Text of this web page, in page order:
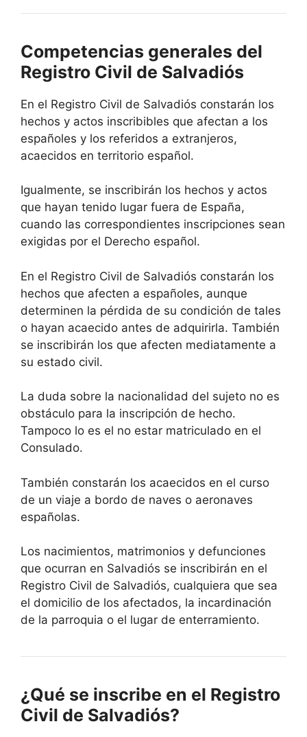
Competencias generales del
Registro Civil de Salvadiós
En el Registro Civil de Salvadiós constarán los
hechos y actos inscribibles que afectan a los
españoles y los referidos a extranjeros,
acaecidos en territorio español.
Igualmente, se inscribirán los hechos y actos
que hayan tenido lugar fuera de España,
cuando las correspondientes inscripciones sean
exigidas por el Derecho español.
En el Registro Civil de Salvadiós constarán los
hechos que afecten a españoles, aunque
determinen la pérdida de su condición de tales
o hayan acaecido antes de adquirirla. También
se inscribirán los que afecten mediatamente a
su estado civil.
La duda sobre la nacionalidad del sujeto no es
obstáculo para la inscripción de hecho.
Tampoco lo es el no estar matriculado en el
Consulado.
También constarán los acaecidos en el curso
de un viaje a bordo de naves o aeronaves
españolas.
Los nacimientos, matrimonios y defunciones
que ocurran en Salvadiós se inscribirán en el
Registro Civil de Salvadiós, cualquiera que sea
el domicilio de los afectados, la incardinación
de la parroquia o el lugar de enterramiento.
¿Qué se inscribe en el Registro
Civil de Salvadiós?